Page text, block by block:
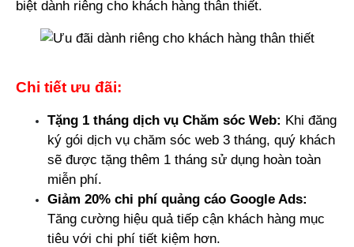
biệt dành riêng cho khách hàng thân thiết.
Chi tiết ưu đãi:
Tặng 1 tháng dịch vụ Chăm sóc Web: Khi đăng
ký gói dịch vụ chăm sóc web 3 tháng, quý khách
sẽ được tặng thêm 1 tháng sử dụng hoàn toàn
miễn phí.
Giảm 20% chi phí quảng cáo Google Ads:
Tăng cường hiệu quả tiếp cận khách hàng mục
tiêu với chi phí tiết kiệm hơn.